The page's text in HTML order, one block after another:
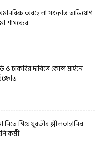
অবহেলা সংক্রান্ত অভিযোগ
শাসকের
চাকরির দাবিতে কোল মাইনে
গিয়ে যুবতীর শ্লীলতাহানির
কর্মী